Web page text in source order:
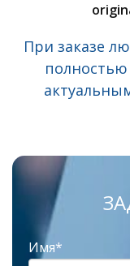
При заказе
Имя*